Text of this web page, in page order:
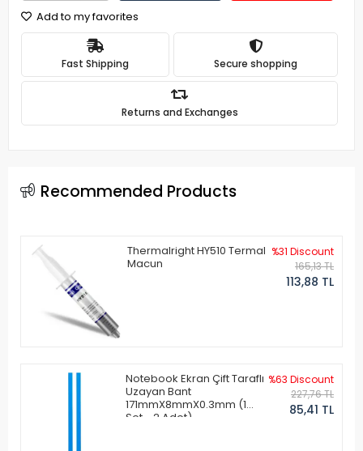
Add to my favorites
Fast Shipping Secure shopping
Returns and Exchanges
Recommended Products
Thermalright HY510 Termal
Macun
%31 Discount
165,13 TL
113,88 TL
Notebook Ekran Çift Taraflı
Uzayan Bant
171mmX8mmX0.3mm (1
Set - 2 Adet)
%63 Discount
227,76 TL
85,41 TL